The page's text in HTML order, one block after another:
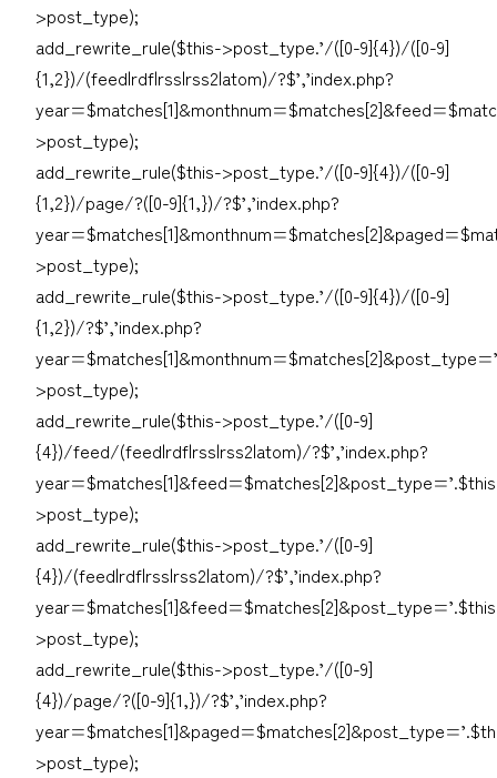
>post_type);
add_rewrite_rule($this->post_type.’/([0-9]{4})/([0-9]
{1,2})/(feed|rdf|rss|rss2|atom)/?$’,’index.php?
>post_type);
add_rewrite_rule($this->post_type.’/([0-9]{4})/([0-9]
{1,2})/page/?([0-9]{1,})/?$’,’index.php?
>post_type);
add_rewrite_rule($this->post_type.’/([0-9]{4})/([0-9]
{1,2})/?$’,’index.php?
>post_type);
add_rewrite_rule($this->post_type.’/([0-9]
{4})/feed/(feed|rdf|rss|rss2|atom)/?$’,’index.php?
>post_type);
add_rewrite_rule($this->post_type.’/([0-9]
{4})/(feed|rdf|rss|rss2|atom)/?$’,’index.php?
>post_type);
add_rewrite_rule($this->post_type.’/([0-9]
{4})/page/?([0-9]{1,})/?$’,’index.php?
>post_type);